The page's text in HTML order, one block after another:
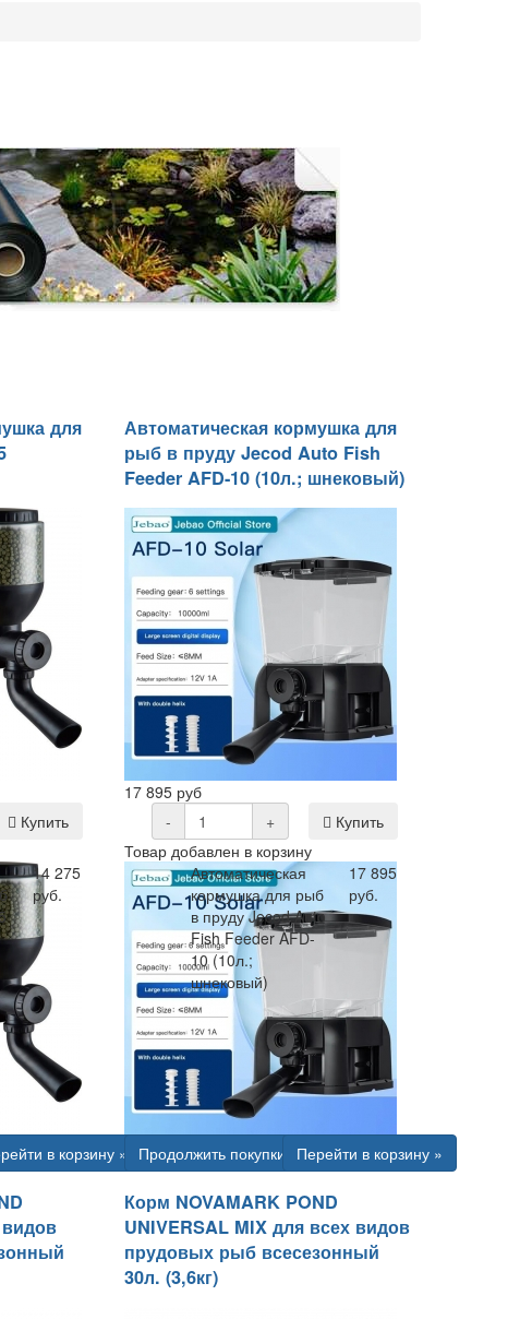
для
Купить
14 275
руб.
в корзину »
Автоматическая кормушка для
рыб в пруду Jecod Auto Fish
Feeder AFD-10 (10л.; шнековый)
17 895 руб
-
+
Купить
Товар добавлен в корзину
Автоматическая
кормушка для рыб
в пруду Jecod Auto
Fish Feeder AFD-
10 (10л.;
шнековый)
17 895
руб.
Продолжить покупки Перейти в корзину »
Корм NOVAMARK POND
UNIVERSAL MIX для всех видов
прудовых рыб всесезонный
30л. (3,6кг)